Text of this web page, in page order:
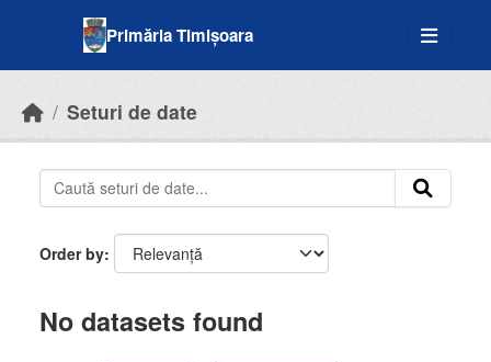
Primăria Timișoara
Seturi de date
Order by
No datasets found